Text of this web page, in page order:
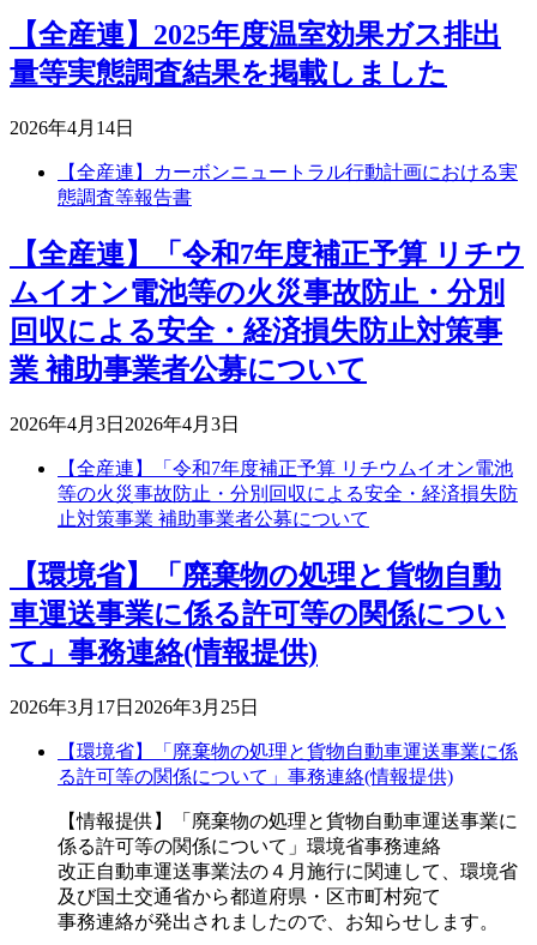
【全産連】2025年度温室効果ガス排出
量等実態調査結果を掲載しました
2026年4月14日
【全産連】カーボンニュートラル行動計画における実
態調査等報告書
【全産連】「令和7年度補正予算 リチウ
ムイオン電池等の火災事故防止・分別
回収による安全・経済損失防止対策事
業 補助事業者公募について
2026年4月3日 2026年4月3日
【全産連】「令和7年度補正予算 リチウムイオン電池
等の火災事故防止・分別回収による安全・経済損失防
止対策事業 補助事業者公募について
【環境省】「廃棄物の処理と貨物自動
車運送事業に係る許可等の関係につい
て」事務連絡(情報提供)
2026年3月17日 2026年3月25日
【環境省】「廃棄物の処理と貨物自動車運送事業に係
る許可等の関係について」事務連絡(情報提供)
【情報提供】「廃棄物の処理と貨物自動車運送事業に
係る許可等の関係について」環境省事務連絡
改正自動車運送事業法の４月施行に関連して、環境省
及び国土交通省から都道府県・区市町村宛て
事務連絡が発出されましたので、お知らせします。